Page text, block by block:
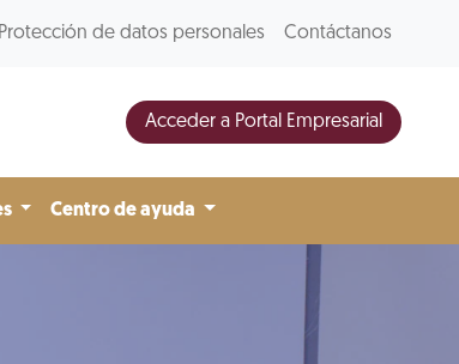
Protección de datos personales Contáctanos
Acceder a Portal Empresarial
Centro de ayuda